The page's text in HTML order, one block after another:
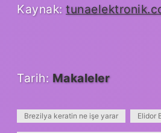
Kaynak:
Tarih: Makaleler
Brezilya keratin ne işe yarar Elidor